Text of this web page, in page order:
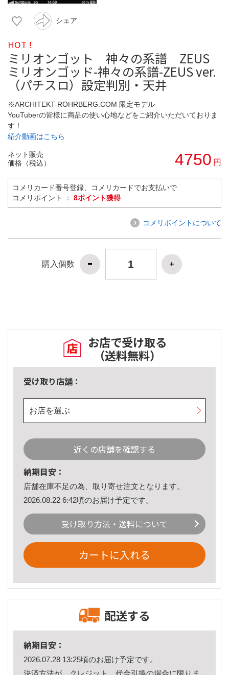
シェア
HOT !
ミリオンゴット 神々の系譜 ZEUS
ミリオンゴッド-神々の系譜-ZEUS ver.
（パチスロ）設定判別・天井
※ARCHITEKT-ROHRBERG.COM 限定モデル
YouTuberの皆様に商品の使い心地などをご紹介いただいておりま
す！
紹介動画はこちら
ネット販売
価格（税込）
4750 円
コメリカード番号登録、コメリカードでお支払いで
コメリポイント ： 8ポイント獲得
コメリポイントについて
購入個数
お店で受け取る
（送料無料）
受け取り店舗：
お店を選ぶ
近くの店舗を確認する
納期目安：
店舗在庫不足の為、取り寄せ注文となります。
2026.08.22 6:42頃のお届け予定です。
受け取り方法・送料について
カートに入れる
配送する
納期目安：
2026.07.28 13:25頃のお届け予定です。
決済方法が、クレジット、代金引換の場合に限りま